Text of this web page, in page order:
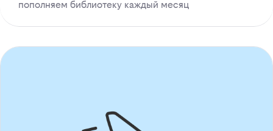
пополняем библиотеку каждый месяц